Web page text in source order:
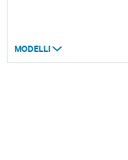
MODELLI